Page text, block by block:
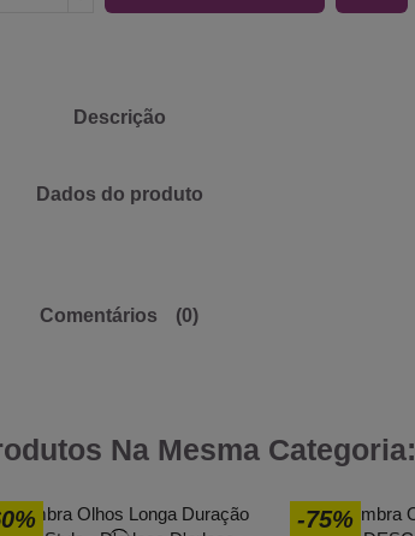
Descrição
Dados do produto
Comentários
(0)
Na Mesma Categoria:
-75%